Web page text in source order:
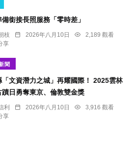
備銜接長照服務「零時差」
枝 2026年八月10日
2,189 觀看
享
聞
「文資潛力之城」再耀國際！ 2025雲林
蹟日勇奪東京、倫敦雙金獎
利 2026年八月10日
3,916 觀看
享